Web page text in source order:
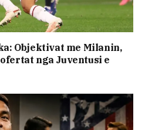
Objektivat me Milanin,
nga Juventusi e